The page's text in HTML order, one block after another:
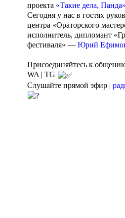
проекта «Такие дела, Панда»
Сегодня у нас в гостях
центра «Ораторского
исполнитель, дипломант
фестиваля» — Юрий
Присоединяйтесь к
WA | TG
Слушайте прямой эфир |